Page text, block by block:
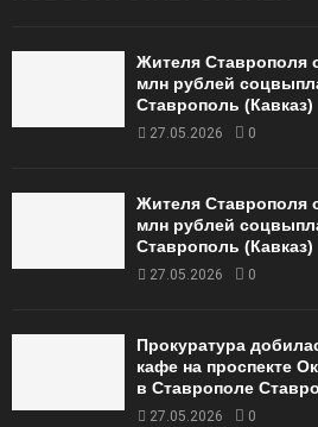
Жителя Ставрополя
млн рублей
Ставрополь (Кавказ)
27.05.2026 0
Жителя Ставрополя
млн рублей
Ставрополь (Кавказ)
27.05.2026 0
Прокуратура
кафе на проспекте
в Ставрополе
27.05.2026 0